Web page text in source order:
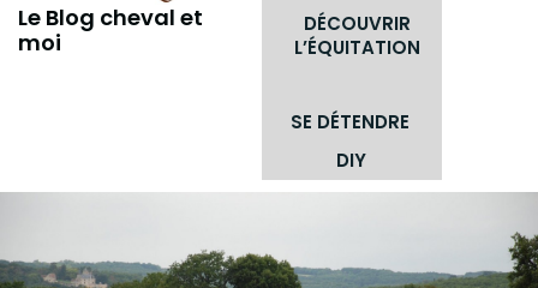
Le Blog cheval et
moi
DÉCOUVRIR
L’ÉQUITATION
SE DÉTENDRE
DIY